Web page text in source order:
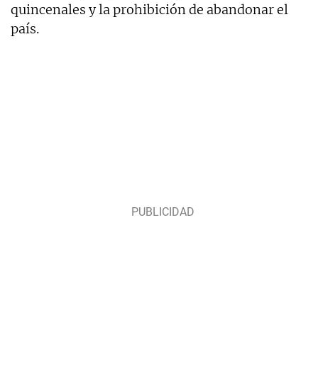
quincenales y la prohibición de abandonar el
país.